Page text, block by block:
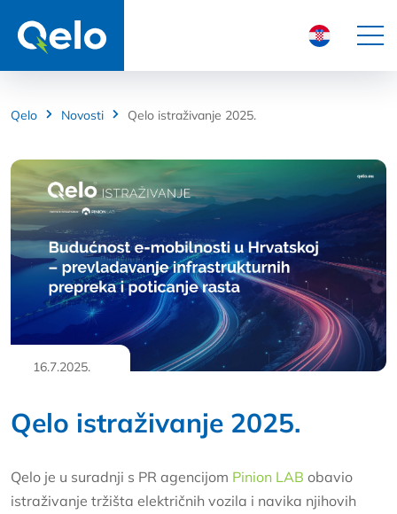
Qelo Novosti Qelo istraživanje 2025.
16.7.2025.
Qelo istraživanje 2025.
Qelo je u suradnji s PR agencijom Pinion LAB obavio
istraživanje tržišta električnih vozila i navika njihovih